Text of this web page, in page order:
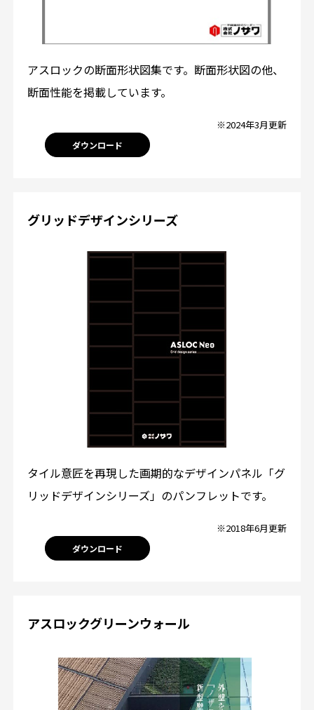
アスロックの断面形状図集です。断面形状図の他、
断面性能を掲載しています。
※2024年3月更新
ダウンロード
グリッドデザインシリーズ
タイル意匠を再現した画期的なデザインパネル「グ
リッドデザインシリーズ」のパンフレットです。
※2018年6月更新
ダウンロード
アスロックグリーンウォール